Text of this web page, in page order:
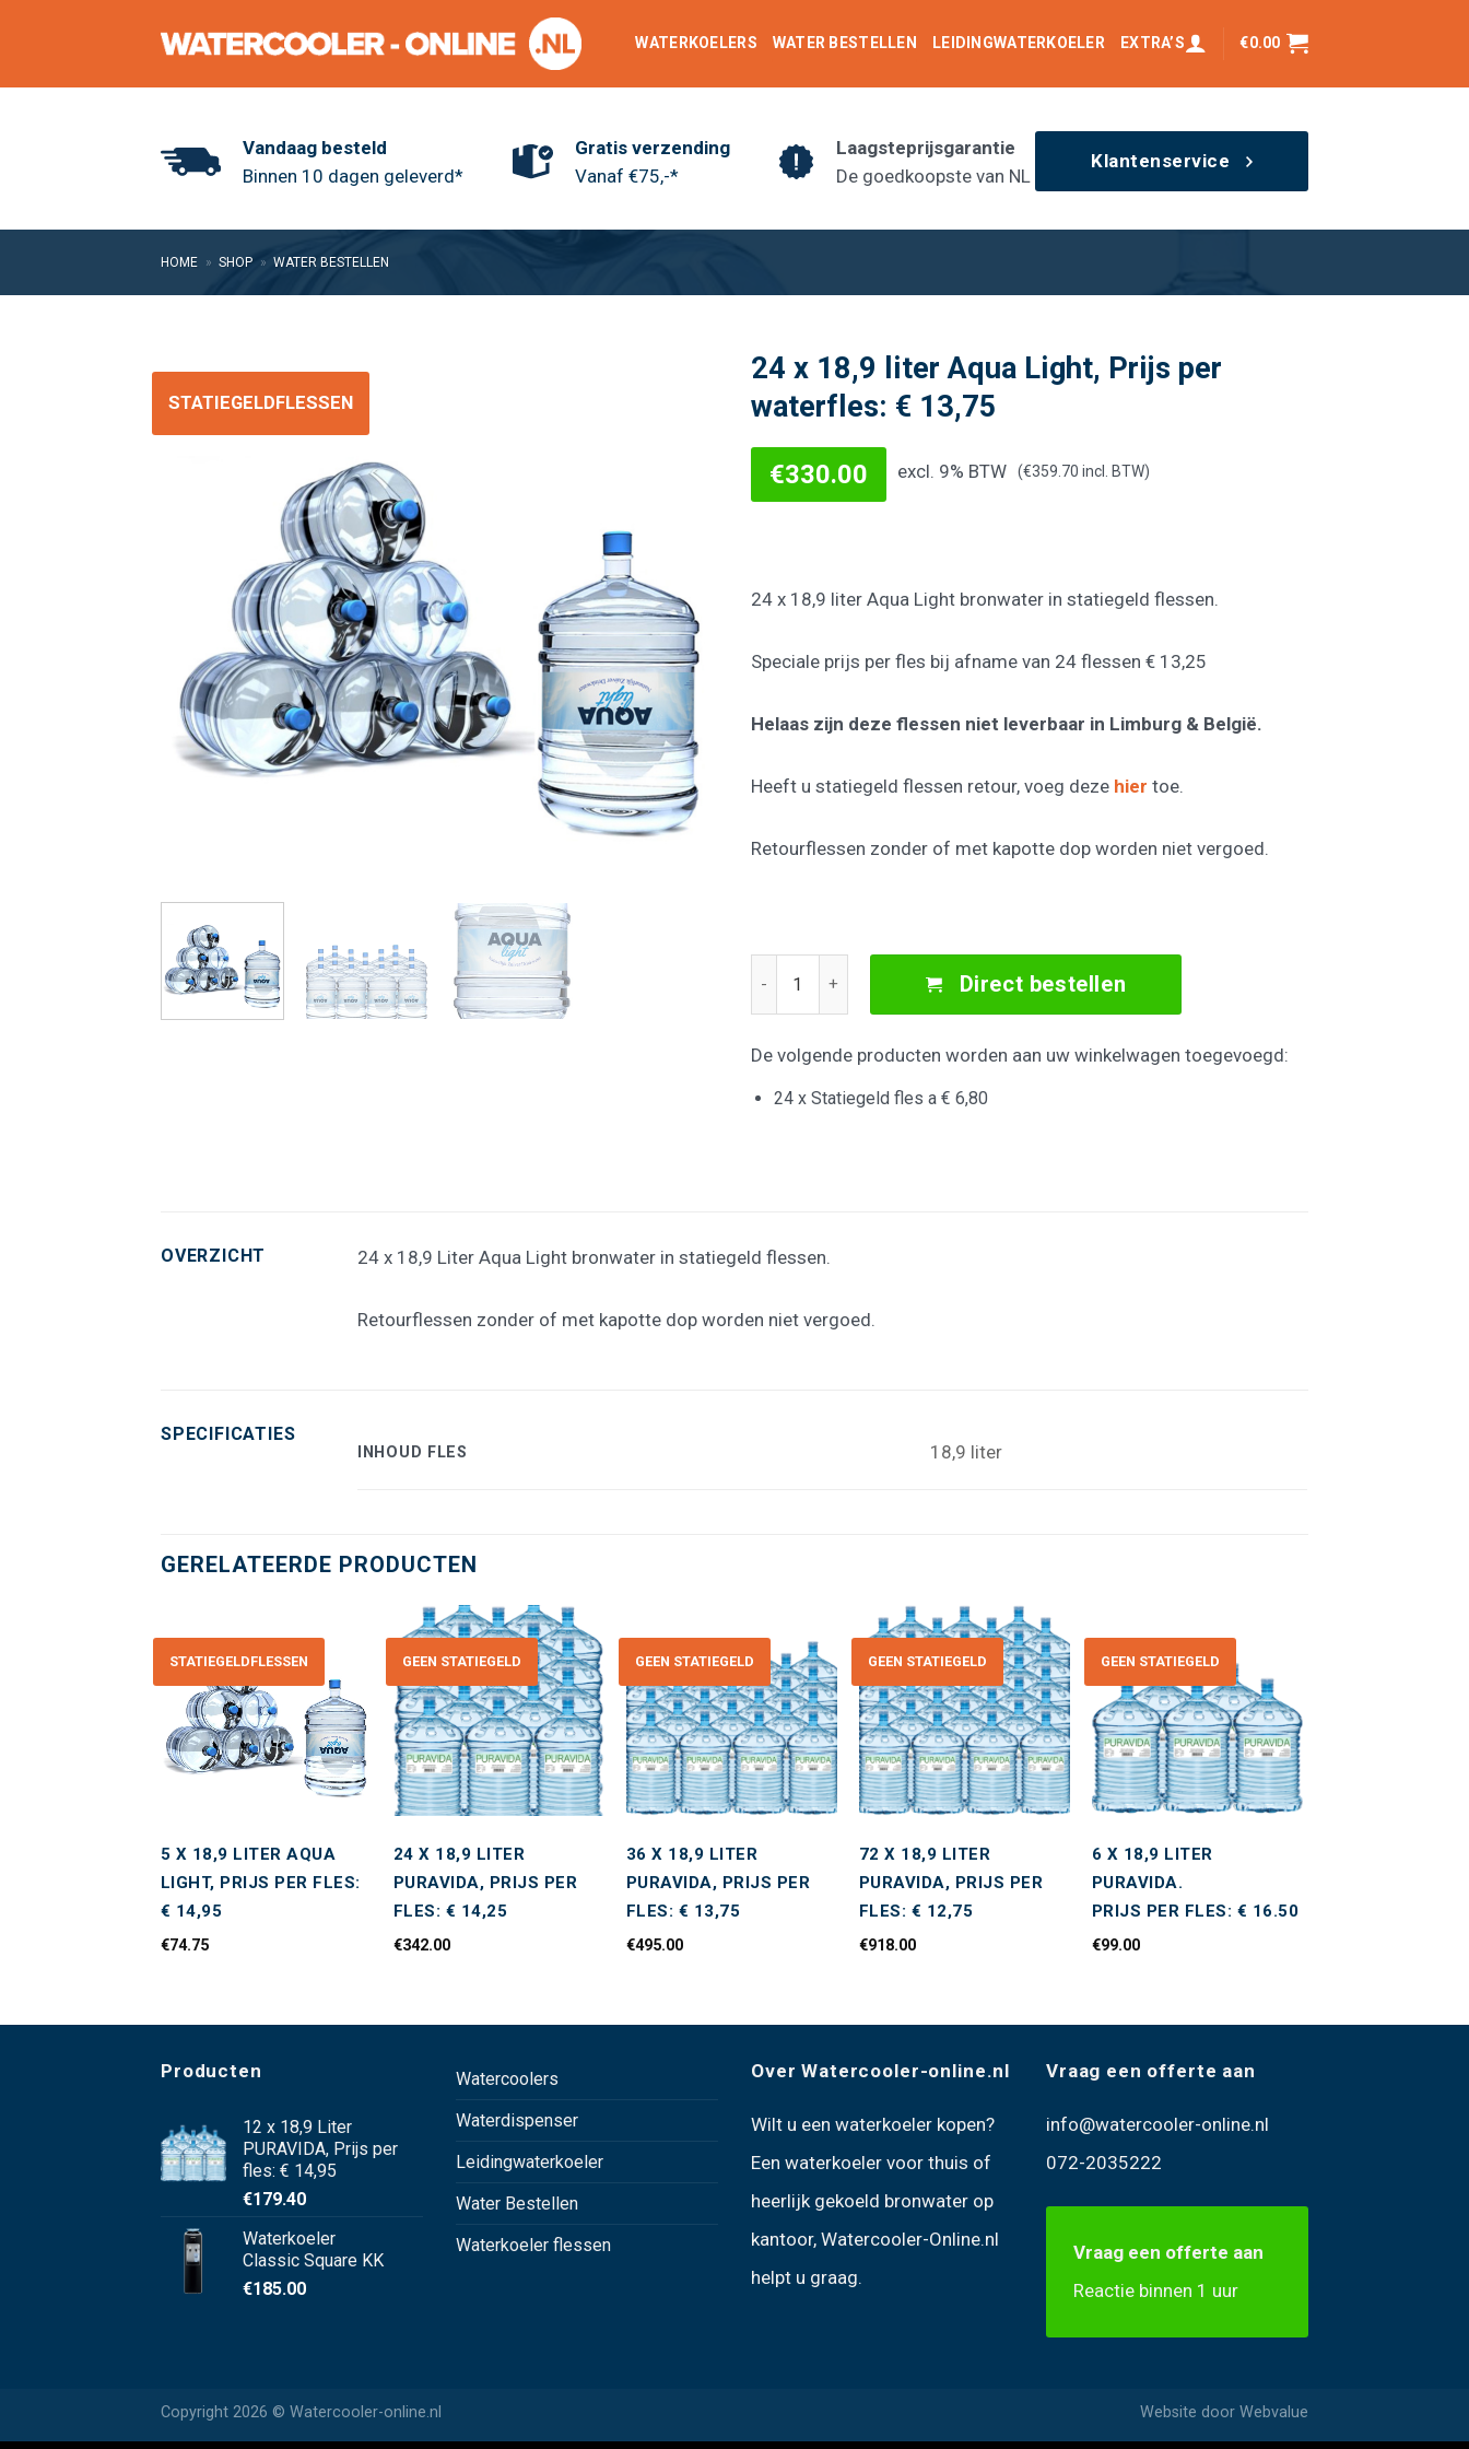
WATERKOELERS WATER BESTELLEN LEIDINGWATERKOELER EXTRA’S €0.00
Vandaag besteld
Binnen 10 dagen geleverd*
Gratis verzending
Vanaf €75,-*
Laagsteprijsgarantie
De goedkoopste van NL
Klantenservice
HOME » SHOP » WATER BESTELLEN
STATIEGELDFLESSEN
24 x 18,9 liter Aqua Light, Prijs per
waterfles: € 13,75
€330.00 excl. 9% BTW (€359.70 incl. BTW)
24 x 18,9 liter Aqua Light bronwater in statiegeld flessen.
Speciale prijs per fles bij afname van 24 flessen € 13,25
Helaas zijn deze flessen niet leverbaar in Limburg & België.
Heeft u statiegeld flessen retour, voeg deze hier toe.
Retourflessen zonder of met kapotte dop worden niet vergoed.
Direct bestellen
De volgende producten worden aan uw winkelwagen toegevoegd:
24 x Statiegeld fles a € 6,80
OVERZICHT 24 x 18,9 Liter Aqua Light bronwater in statiegeld flessen.
Retourflessen zonder of met kapotte dop worden niet vergoed.
SPECIFICATIES
INHOUD FLES 18,9 liter
GERELATEERDE PRODUCTEN
STATIEGELDFLESSEN
Toevoegen
aan
wenslijst
5 X 18,9 LITER AQUA
LIGHT, PRIJS PER FLES:
€ 14,95
€74.75
GEEN STATIEGELD
Toevoegen
aan
wenslijst
24 X 18,9 LITER
PURAVIDA, PRIJS PER
FLES: € 14,25
€342.00
GEEN STATIEGELD
Toevoegen
aan
wenslijst
36 X 18,9 LITER
PURAVIDA, PRIJS PER
FLES: € 13,75
€495.00
GEEN STATIEGELD
Toevoegen
aan
wenslijst
72 X 18,9 LITER
PURAVIDA, PRIJS PER
FLES: € 12,75
€918.00
GEEN STATIEGELD
Toevoegen
aan
wenslijst
6 X 18,9 LITER
PURAVIDA.
PRIJS PER FLES: € 16.50
€99.00
Producten
12 x 18,9 Liter
PURAVIDA, Prijs per
fles: € 14,95
€179.40
Waterkoeler
Classic Square KK
€185.00
Watercoolers
Waterdispenser
Leidingwaterkoeler
Water Bestellen
Waterkoeler flessen
Over Watercooler-online.nl
Wilt u een waterkoeler kopen?
Een waterkoeler voor thuis of
heerlijk gekoeld bronwater op
kantoor, Watercooler-Online.nl
helpt u graag.
Vraag een offerte aan
info@watercooler-online.nl
072-2035222
Vraag een offerte aan
Reactie binnen 1 uur
Copyright 2026 © Watercooler-online.nl Website door Webvalue